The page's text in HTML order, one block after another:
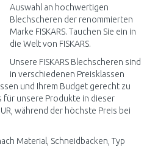
Auswahl an hochwertigen
Blechscheren der renommierten
Marke FISKARS. Tauchen Sie ein in
die Welt von FISKARS.
Unsere FISKARS Blechscheren sind
in verschiedenen Preisklassen
und Ihrem Budget gerecht zu
für unsere Produkte in dieser
während der höchste Preis bei
Material, Schneidbacken, Typ